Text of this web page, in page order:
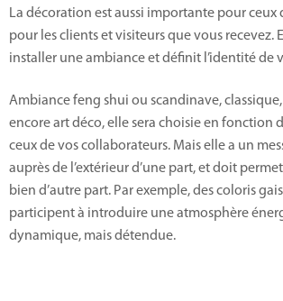
La décoration est aussi importante pour
pour les clients et visiteurs que vous recevez.
installer une ambiance et définit l’identité de
Ambiance feng shui ou scandinave,
encore art déco, elle sera choisie en fonction
ceux de vos collaborateurs. Mais elle a un
auprès de l’extérieur d’une part, et doit
bien d’autre part. Par exemple, des coloris
participent à introduire une atmosphère
dynamique, mais détendue.